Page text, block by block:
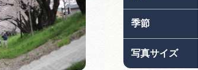
岐阜県
季節
写真サイズ